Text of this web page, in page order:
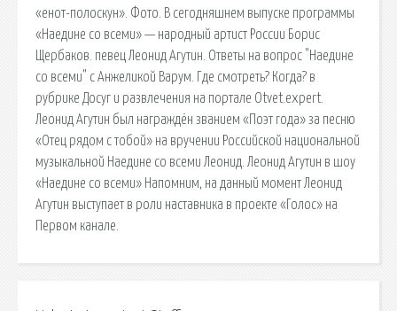
«енот-полоскун». Фото. В сегодняшнем выпуске программы
«Наедине со всеми» — народный артист России Борис
Щербаков. певец Леонид Агутин. Ответы на вопрос "Наедине
со всеми" с Анжеликой Варум. Где смотреть? Когда? в
рубрике Досуг и развлечения на портале Otvet.expert.
Леонид Агутин был награждён званием «Поэт года» за песню
«Отец рядом с тобой» на вручении Российской национальной
музыкальной Наедине со всеми Леонид. Леонид Агутин в шоу
«Наедине со всеми» Напомним, на данный момент Леонид
Агутин выступает в роли наставника в проекте «Голос» на
Первом канале.